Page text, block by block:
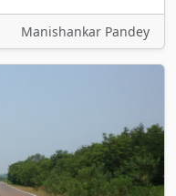
Manishankar Pandey